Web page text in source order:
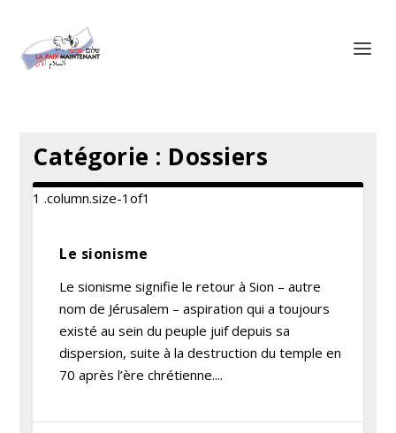
Catégorie : Dossiers
Le sionisme
Le sionisme signifie le retour à Sion – autre
nom de Jérusalem – aspiration qui a toujours
existé au sein du peuple juif depuis sa
dispersion, suite à la destruction du temple en
70 après l’ère chrétienne....